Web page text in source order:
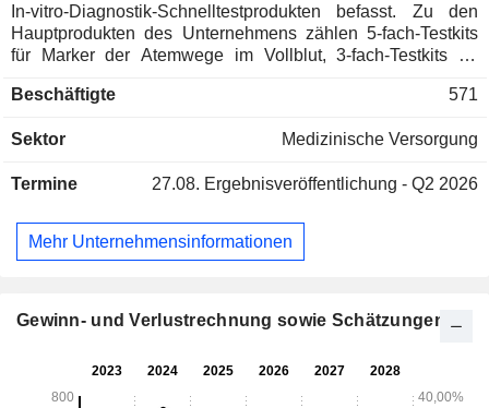
In-vitro-Diagnostik-Schnelltestprodukten befasst. Zu den
Hauptprodukten des Unternehmens zählen 5-fach-Testkits
für Marker der Atemwege im Vollblut, 3-fach-Testkits für
5-fach-Testkits für Marker der Atemwege im Serum, 9-fach-
Produkte. Diese Produkte werden hauptsächlich zum
Erregern, zur Hepatitis-Diagnostik und für weitere Zwecke
inländischen und dem ausländischen Markt tätig.
Beschäftigte 571
Sektor Medizinische Versorgung
Termine 27.08. Ergebnisveröffentlichung - Q2 2026
Mehr Unternehmensinformationen
Gewinn- und Verlustrechnung sowie Schätzungen